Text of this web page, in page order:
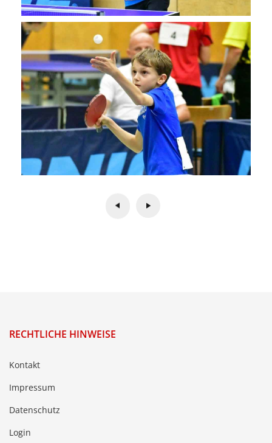
RECHTLICHE HINWEISE
Kontakt
Impressum
Datenschutz
Login